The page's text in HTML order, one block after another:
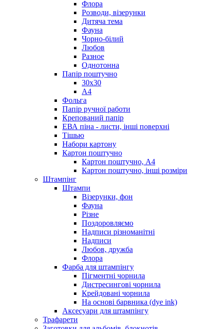
Флора
Розводи, візерунки
Дитяча тема
Фауна
Чорно-білий
Любов
Разное
Однотонна
Папір поштучно
30х30
А4
Фольга
Папір ручної работи
Крепований папір
ЕВА піна - листи, інші поверхні
Тішью
Набори картону
Картон поштучно
Картон поштучно, А4
Картон поштучно, інші розміри
Штампінг
Штампи
Візерунки, фон
Фауна
Різне
Поздоровляємо
Надписи різноманітні
Надписи
Любов, дружба
Флора
Фарба для штампінгу
Пігментні чорнила
Дистресингові чорнила
Крейдовані чорнила
На основі барвника (dye ink)
Аксесуари для штампінгу
Трафарети